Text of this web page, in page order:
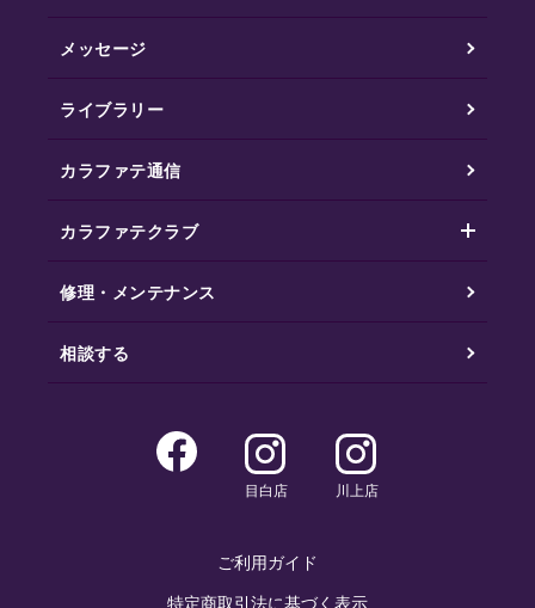
メッセージ
ライブラリー
カラファテ通信
カラファテクラブ
修理・メンテナンス
相談する
目白店 川上店
ご利用ガイド
特定商取引法に基づく表示